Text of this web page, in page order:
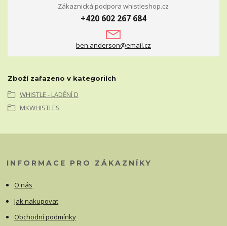
Zákaznická podpora whistleshop.cz
+420 602 267 684
ben.anderson@email.cz
Zboží zařazeno v kategoriích
WHISTLE - LADĚNÍ D
MKWHISTLES
INFORMACE PRO ZÁKAZNÍKY
O nás
Jak nakupovat
Obchodní podmínky